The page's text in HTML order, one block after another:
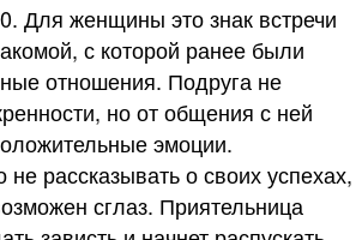
Для женщины это знак встречи
с которой ранее были
отношения. Подруга не
но от общения с ней
эмоции.
рассказывать о своих успехах,
сглаз. Приятельница